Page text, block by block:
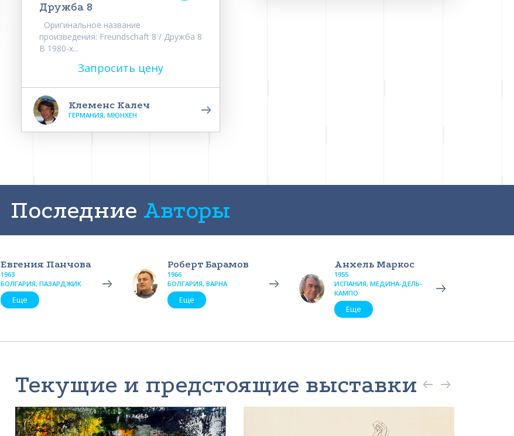
Дружба 8
Оригинальное название
произведения: Freundschaft 8 / Дружба 8
В 1980-х...
Запросить цену
Клеменс Калеч
ГЕРМАНИЯ, МЮНХЕН
Последние Авторы
Евгения Панчова
1963
БОЛГАРИЯ, ПАЗАРДЖИК
Еще
Роберт Барамов
1966
БОЛГАРИЯ, ВАРНА
Еще
Анхель Маркос
1955
ИСПАНИЯ, МЕДИНА-ДЕЛЬ-
КАМПО
Еще
Текущие и предстоящие выставки